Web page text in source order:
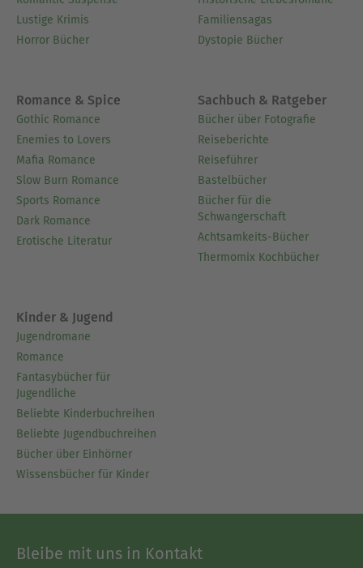
Lustige Krimis
Horror Bücher
Familiensagas
Dystopie Bücher
Romance & Spice
Gothic Romance
Enemies to Lovers
Mafia Romance
Slow Burn Romance
Sports Romance
Dark Romance
Erotische Literatur
Sachbuch & Ratgeber
Bücher über Fotografie
Reiseberichte
Reiseführer
Bastelbücher
Bücher für die
Schwangerschaft
Achtsamkeits-Bücher
Thermomix Kochbücher
Kinder & Jugend
Jugendromane
Romance
Fantasybücher für
Jugendliche
Beliebte Kinderbuchreihen
Beliebte Jugendbuchreihen
Bücher über Einhörner
Wissensbücher für Kinder
Bleibe mit uns in Kontakt